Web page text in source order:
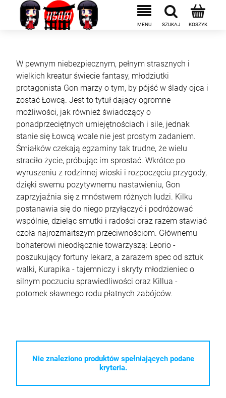
W pewnym niebezpiecznym, pełnym strasznych i
wielkich kreatur świecie fantasy, młodziutki
protagonista Gon marzy o tym, by pójść w ślady ojca i
zostać Łowcą. Jest to tytuł dający ogromne
możliwości, jak również świadczący o
ponadprzeciętnych umiejętnościach i sile, jednak
stanie się Łowcą wcale nie jest prostym zadaniem.
Śmiałków czekają egzaminy tak trudne, że wielu
straciło życie, próbując im sprostać. Wkrótce po
wyruszeniu z rodzinnej wioski i rozpoczęciu przygody,
dzięki swemu pozytywnemu nastawieniu, Gon
zaprzyjaźnia się z mnóstwem różnych ludzi. Kilku
postanawia się do niego przyłączyć i podróżować
wspólnie, dzieląc smutki i radości oraz razem stawiać
czoła najrozmaitszym przeciwnościom. Głównemu
bohaterowi nieodłącznie towarzyszą: Leorio -
poszukujący fortuny lekarz, a zarazem spec od sztuk
walki, Kurapika - tajemniczy i skryty młodzieniec o
silnym poczuciu sprawiedliwości oraz Killua -
potomek sławnego rodu płatnych zabójców.
Nie znaleziono produktów spełniających podane
kryteria.